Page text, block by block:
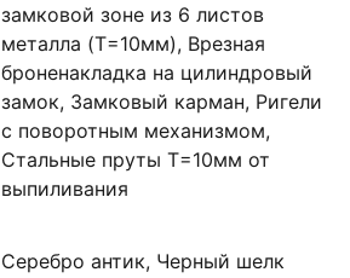
замковой зоне из 6 листов
металла (T=10мм), Врезная
броненакладка на цилиндровый
замок, Замковый карман, Ригели
с поворотным механизмом,
Стальные пруты T=10мм от
выпиливания
Серебро антик, Черный шелк